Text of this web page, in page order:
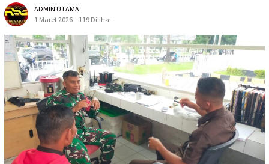
ADMIN UTAMA
1 Maret 2026
119 Dilihat